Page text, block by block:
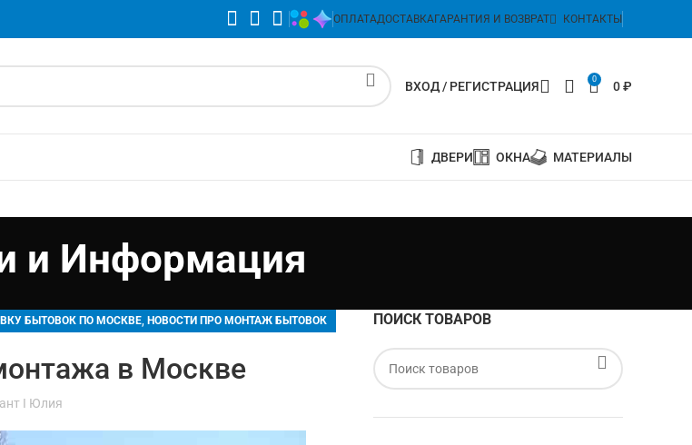
ОПЛАТАДОСТАВКАГАРАНТИЯ И ВОЗВРАТ КОНТАКТЫ
ВХОД / РЕГИСТРАЦИЯ 0 0₽
ДВЕРИ ОКНА МАТЕРИАЛЫ
и Информация
БЫТОВОК ПО МОСКВЕ,НОВОСТИ ПРО МОНТАЖ БЫТОВОК
в Москве
I Юлия
ПОИСК ТОВАРОВ